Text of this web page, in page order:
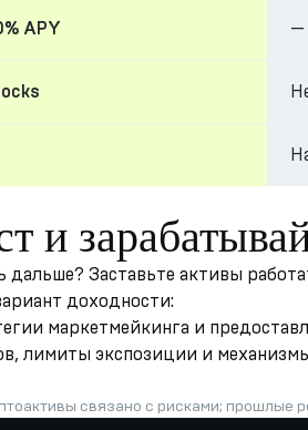
APY —
и
Заставьте активы
доходности:
маркетмейкинга и
лимиты экспозиции и
связано с рисками;